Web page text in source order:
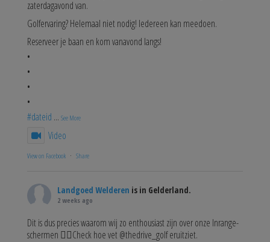
zaterdagavond van.
Golfervaring? Helemaal niet nodig! Iedereen kan meedoen.
Reserveer je baan en kom vanavond langs!
•
•
•
•
#dateid ... See More
Video
View on Facebook · Share
Landgoed Welderen is in Gelderland.
2 weeks ago
Dit is dus precies waarom wij zo enthousiast zijn over onze Inrange-
schermen 😮‍💨Check hoe vet @thedrive_golf eruitziet.